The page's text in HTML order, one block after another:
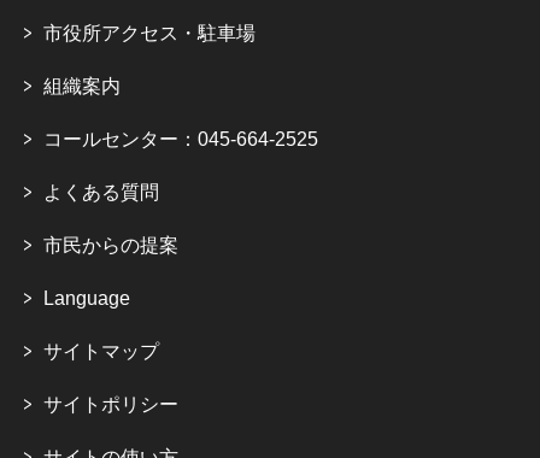
市役所アクセス・駐車場
組織案内
コールセンター：045-664-2525
よくある質問
市民からの提案
Language
サイトマップ
サイトポリシー